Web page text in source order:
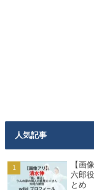
人気記事
【画
六郎
とめ